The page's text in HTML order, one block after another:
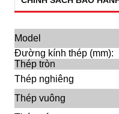
Model
Đường kính thép (mm):
Thép tròn
Thép nghiêng
Thép vuông